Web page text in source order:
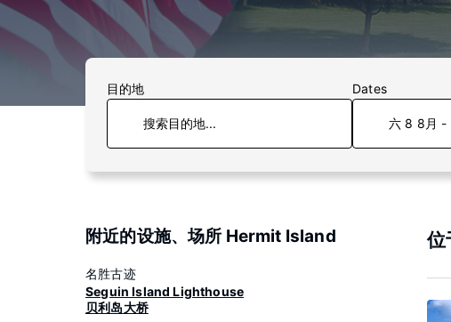
目的地 Dates
六 8 8月 -
附近的设施、场所 Hermit Island
名胜古迹
Seguin Island Lighthouse
贝利岛大桥
位